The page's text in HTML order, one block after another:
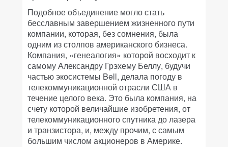
Подобное объединение могло стать
бесславным завершением жизненного пути
компании, которая, без сомнения, была
одним из столпов американского бизнеса.
Компания, «генеалогия» которой восходит к
самому Александру Грэхему Беллу, будучи
частью экосистемы Bell, делала погоду в
телекоммуникационной отрасли США в
течение целого века. Это была компания, на
счету которой величайшие изобретения, от
телекоммуникационного спутника до лазера
и транзистора, и, между прочим, с самым
большим числом акционеров в Америке.